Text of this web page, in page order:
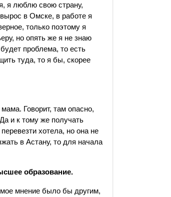
я люблю свою страну,
в Омске, в работе я
только поэтому я
но опять же я не знаю
проблема, то есть
туда, то я бы, скорее
Говорит, там опасно,
и к тому же получать
хотела, но она не
в Астану, то для начала
образование.
мнение было бы другим,